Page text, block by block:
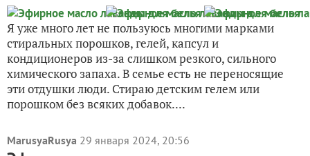
Я уже много лет не пользуюсь многими марками
стиральных порошков, гелей, капсул и
кондиционеров из-за слишком резкого, сильного
химического запаха. В семье есть не переносящие
эти отдушки люди. Стираю детским гелем или
порошком без всяких добавок....
MarusyaRusya 29 января 2024, 20:56